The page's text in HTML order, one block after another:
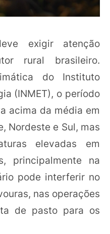
exigir atenção
rural brasileiro.
do Instituto
(INMET), o período
acima da média em
Nordeste e Sul, mas
elevadas em
principalmente na
pode interferir no
nas operações
de pasto para os